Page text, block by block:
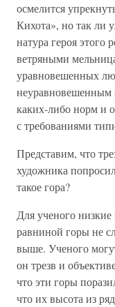
осмелится
Кихота», но так ли
натура героя
ветряными
уравновешенных
неуравновешенным
каких-либо норм и
с требованиями
Представим, что
художника
такое гора?
Для ученого
равниной горы не
выше. Ученого
он трезв и
что эти горы
что их высота из